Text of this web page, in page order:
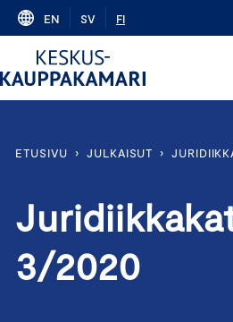
Skip
content
EN SV FI
ETUSIVU › JULKAISUT ›
3/2020